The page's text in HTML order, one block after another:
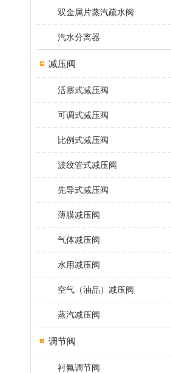
双金属片蒸汽疏水阀
汽水分离器
减压阀
活塞式减压阀
可调式减压阀
比例式减压阀
波纹管式减压阀
先导式减压阀
薄膜减压阀
气体减压阀
水用减压阀
空气（油品）减压阀
蒸汽减压阀
调节阀
衬氟调节阀